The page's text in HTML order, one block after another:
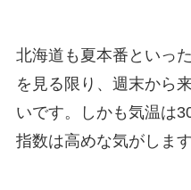
北海道も夏本番といっ
を見る限り、週末から
いです。しかも気温は
指数は高めな気がします